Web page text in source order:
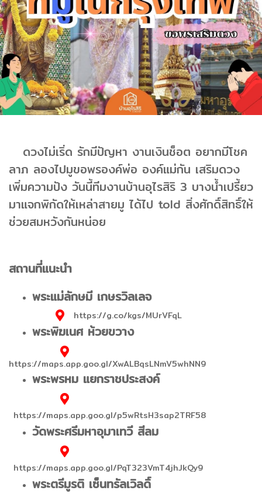
ดวงไม่เริ่ด รักมีปัญหา งานเงินช็อต อยากมีโชค
ลาภ ลองไปมูขอพรองค์พ่อ องค์แม่กัน เสริมดวง
เพิ่มความปัง วันนี้ทีมงานบ้านอุไรสิริ 3 บางน้ำเปรี้ยว
มาแจกพิกัดให้เหล่าสายมู ได้ไป told สิ่งศักดิ์สิทธิ์ให้
ช่วยสมหวังกันหน่อย
สถานที่แนะนำ
พระแม่ลักษมี เกษรวิลเลจ
https://g.co/kgs/MUrVFqL
พระพิฆเนศ ห้วยขวาง
https://maps.app.goo.gl/XwALBqsLNmV5whNN9
พระพรหม แยกราชประสงค์
https://maps.app.goo.gl/p5wRtsH3sap2TRF58
วัดพระศรีมหาอุมาเทวี สีลม
https://maps.app.goo.gl/PqT323VmT4jhJkQy9
พระตรีมูรติ เซ็นทรัลเวิลดิ์